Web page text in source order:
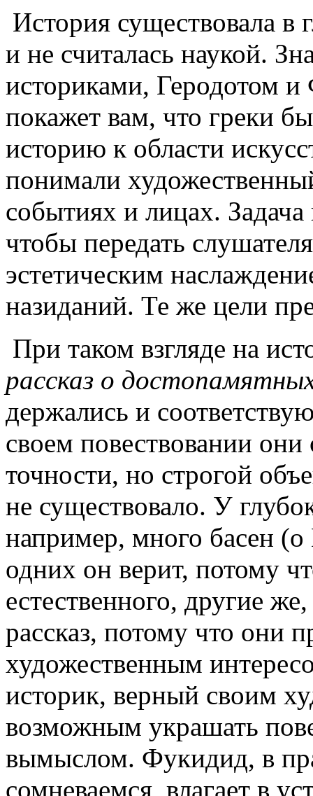
История существовала в
и не считалась наукой.
историками, Геродотом
покажет вам, что греки
историю к области
понимали
событиях и лицах.
чтобы передать
эстетическим
назиданий. Те же цели
При таком взгляде на
рассказ о
держались и
своем повествовании
точности, но строгой
не существовало. У
например, много басен
одних он верит, потому
естественного, другие
рассказ, потому что они
художественным
историк, верный своим
возможным украшать
вымыслом. Фукидид, в
сомневаемся, влагает в